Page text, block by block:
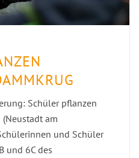
Schüler pflanzen
am
und Schüler
und 6C des